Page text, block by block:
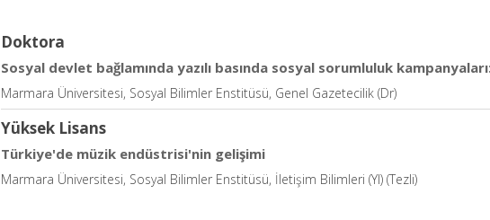
Doktora
Sosyal devlet bağlamında yazılı basında sosyal sorumluluk
Marmara Üniversitesi, Sosyal Bilimler Enstitüsü, Genel Gazetecilik (Dr)
Yüksek Lisans
Türkiye'de müzik endüstrisi'nin gelişimi
Marmara Üniversitesi, Sosyal Bilimler Enstitüsü, İletişim Bilimleri (Yl) (Tezli)